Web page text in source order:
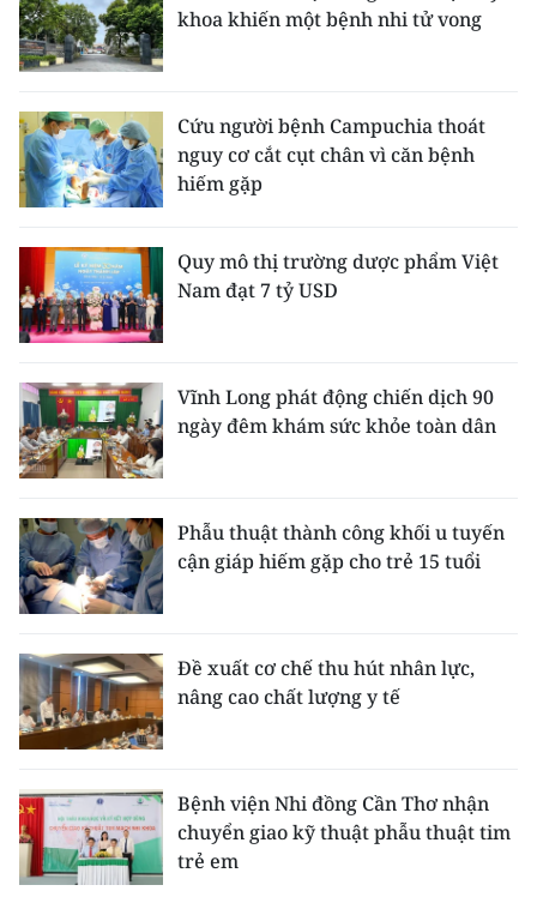
khoa khiến một bệnh nhi tử vong
Cứu người bệnh Campuchia thoát
nguy cơ cắt cụt chân vì căn bệnh
hiếm gặp
Quy mô thị trường dược phẩm Việt
Nam đạt 7 tỷ USD
Vĩnh Long phát động chiến dịch 90
ngày đêm khám sức khỏe toàn dân
Phẫu thuật thành công khối u tuyến
cận giáp hiếm gặp cho trẻ 15 tuổi
Đề xuất cơ chế thu hút nhân lực,
nâng cao chất lượng y tế
Bệnh viện Nhi đồng Cần Thơ nhận
chuyển giao kỹ thuật phẫu thuật tim
trẻ em